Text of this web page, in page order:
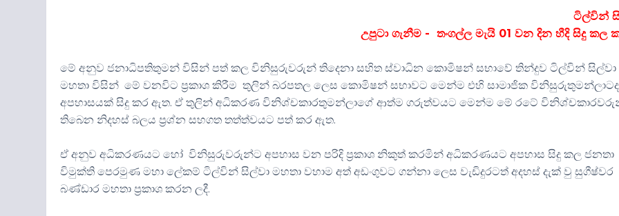
ටිල්වින්
උපුටා ගැනීම - තංගල්ල මැයි 01 වන දින හීදි සිදු කල
මේ අනුව ජනාධිපතිතුමන් විසින් පත් කල විනිසුරුවරුන් තිදෙනා සහිත ස්වාධින කොමිෂන් සභාවේ තින්දුව ටිල්වින් සිල්වා
මහතා විසින් මේ වනවිට ප්‍රකාශ කිරීම තුලින් බරපතල ලෙස කොමිෂන් සභාවට මෙන්ම එහි සාමාජික විනිසුරුතුමන්ලාටද
අපහාසයක් සිදු කර ඇත. ඒ තුලින් අධිකරණ විනිශ්චකාරතුමන්ලාගේ ආත්ම ගරුත්වයට මෙන්ම මේ රටේ
තිබෙන නිදහස් බලය ප්‍රශ්න සහගත තත්ත්වයට පත් කර ඇත.
ඒ අනුව අධිකරණයට හෝ විනිසුරුවරුන්ට අපහාස වන පරිදි ප්‍රකාශ නිකුත් කරමින් අධිකරණයට අපහාස සිදු කල ජනතා
විමුක්ති පෙරමුණ මහා ලේකම් ටිල්වින් සිල්වා මහතා වහාම අත් අඩංගුවට ගන්නා ලෙස වැඩිදුරටත් අදහස් දැක් වු සුගීෂ්වර
බණ්ඩාර මහතා ප්‍රකාශ කරන ලදී.